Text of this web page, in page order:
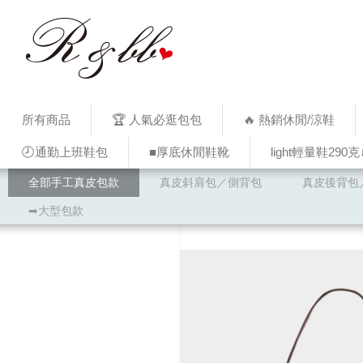
所有商品 🏆 人氣必逛包包 🔥 熱銷休閒/涼鞋
🕗通勤上班鞋包 ■厚底休閒鞋靴 light輕量鞋290克
全部手工真皮包款 真皮斜肩包／側背包 真皮後背包
➡大型包款